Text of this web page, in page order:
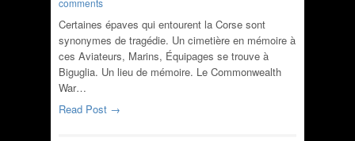
comments
Certaines épaves qui entourent la Corse sont
synonymes de tragédie. Un cimetière en mémoire à
ces Aviateurs, Marins, Équipages se trouve à
Biguglia. Un lieu de mémoire. Le Commonwealth
War…
Read Post →